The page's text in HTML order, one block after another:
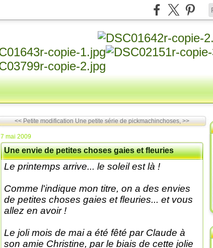
<< Petite modification Une petite série de pickmachinchoses, >>
7 mai 2009
Une envie de petites choses gaies et fleuries
Le printemps arrive... le soleil est là !
Comme l'indique mon titre, on a des envies
de petites choses gaies et fleuries... et vous
allez en avoir !
Le joli mois de mai a été fêté par Claude à
son amie Christine, par le biais de cette jolie